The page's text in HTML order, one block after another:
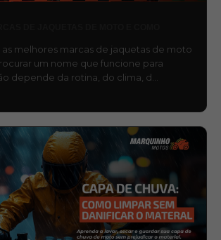
melhores marcas de jaquetas de moto
um nome que funcione para
depende da rotina, do clima, d…